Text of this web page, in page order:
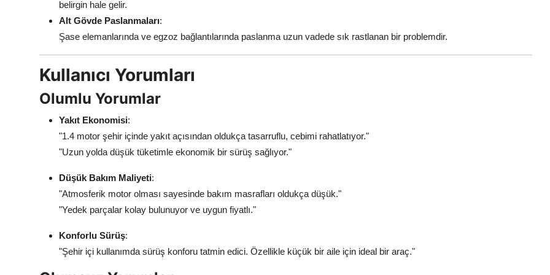
belirgin hale gelir.
Alt Gövde Paslanmaları:
Şase elemanlarında ve egzoz bağlantılarında paslanma uzun vadede sık rastlanan bir problemdir.
Kullanıcı Yorumları
Olumlu Yorumlar
Yakıt Ekonomisi:
"1.4 motor şehir içinde yakıt açısından oldukça tasarruflu, cebimi rahatlatıyor."
"Uzun yolda düşük tüketimle ekonomik bir sürüş sağlıyor."
Düşük Bakım Maliyeti:
"Atmosferik motor olması sayesinde bakım masrafları oldukça düşük."
"Yedek parçalar kolay bulunuyor ve uygun fiyatlı."
Konforlu Sürüş:
"Şehir içi kullanımda sürüş konforu tatmin edici. Özellikle küçük bir aile için ideal bir araç."